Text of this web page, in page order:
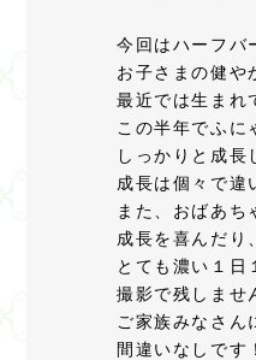
今回はハーフバ
お子さまの健や
最近では生ま
この半年でふに
しっかりと成
成長は個々で違
また、おばあち
成長を喜んだり
とても濃い１日
撮影で残しませ
ご家族みなさん
間違いなしです